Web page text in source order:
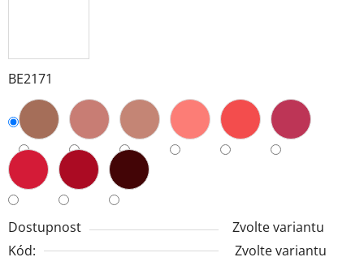
BE2171
Dostupnost
Zvolte variantu
Kód:
Zvolte variantu